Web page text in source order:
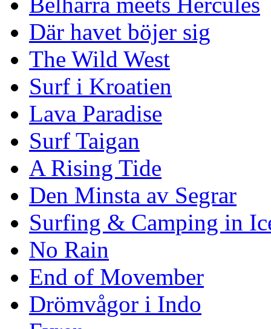
Där havet böjer sig
The Wild West
Surf i Kroatien
Lava Paradise
Surf Taigan
A Rising Tide
Den Minsta av Segrar
Surfing & Camping in
No Rain
End of Movember
Drömvågor i Indo